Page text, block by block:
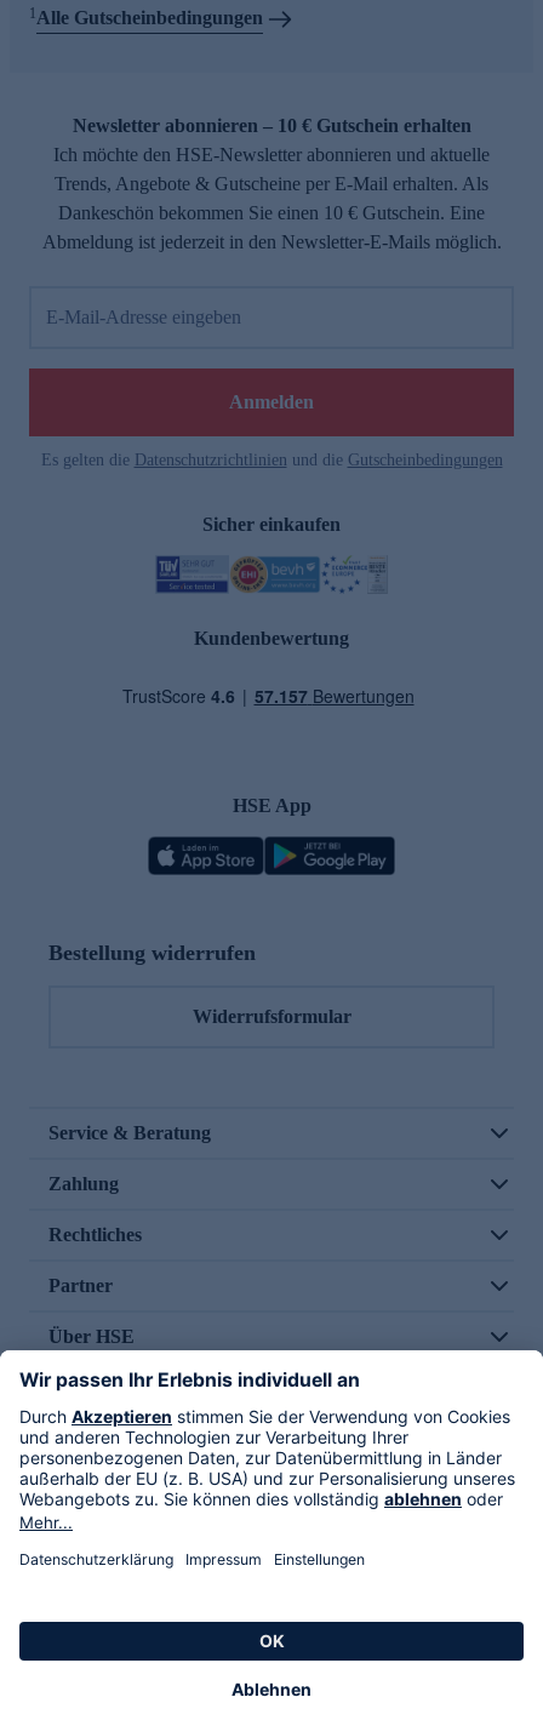
1Alle Gutscheinbedingungen
Newsletter abonnieren – 10 € Gutschein erhalten
Ich möchte den HSE-Newsletter abonnieren und aktuelle
Trends, Angebote & Gutscheine per E-Mail erhalten. Als
Dankeschön bekommen Sie einen 10 € Gutschein. Eine
Abmeldung ist jederzeit in den Newsletter-E-Mails möglich.
E-Mail-Adresse eingeben
Anmelden
Es gelten die Datenschutzrichtlinien und die Gutscheinbedingungen
Sicher einkaufen
Kundenbewertung
HSE App
Bestellung widerrufen
Widerrufsformular
Service & Beratung
Zahlung
Rechtliches
Partner
Über HSE
Im TV
HSE International